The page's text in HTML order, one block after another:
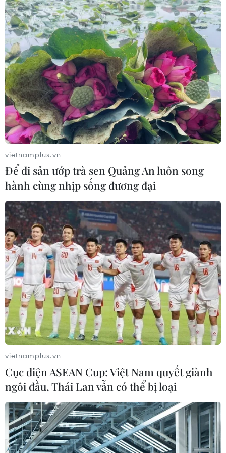
toàn cầu, cũng như việc duy trì hòa bình và an
ninh vẫn là một thách thức muôn thuở./.
(Vietnam+)
#Singapore #Hiện đại hóa quân đội
#Dịch COVID-19
#SAF thế hệ thứ nhất
#Bộ Quốc phòng Singapore
Singapore
Theo dõi VietnamPlus
TIN LIÊN QUAN
vietnamplus.vn
Để di sản ướp trà sen Quảng An luôn song
hành cùng nhịp sống đương đại
vietnamplus.vn
Cục diện ASEAN Cup: Việt Nam quyết giành
ngôi đầu, Thái Lan vẫn có thể bị loại